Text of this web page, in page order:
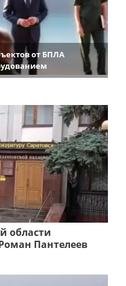
от БПЛА
области
Пантелеев